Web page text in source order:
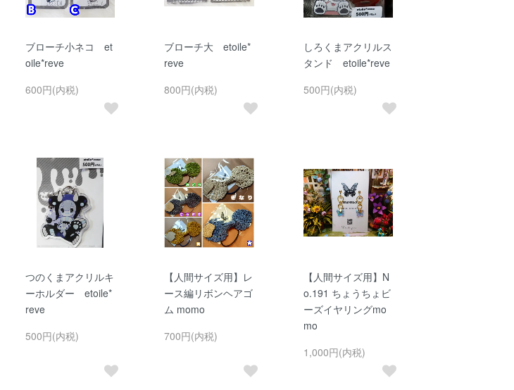
ブローチ小ネコ et
oile*reve
600円(内税)
ブローチ大 etoile*
reve
800円(内税)
しろくまアクリルス
タンド etoile*reve
500円(内税)
つのくまアクリルキ
ーホルダー etoile*
reve
500円(内税)
【人間サイズ用】レ
ース編リボンヘアゴ
ム momo
700円(内税)
【人間サイズ用】N
o.191 ちょうちょビ
ーズイヤリングmo
mo
1,000円(内税)